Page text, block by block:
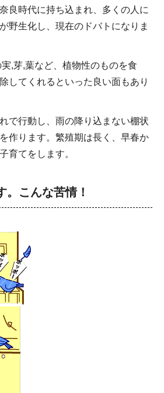
良時代に持ち込まれ、多くの人に
野生化し、現在のドバトになりま
,芽,葉など、植物性のものを食
してくれるといった良い面もあり
で行動し、雨の降り込まない棚状
作ります。繁殖期は長く、早春か
育てをします。
。こんな苦情！